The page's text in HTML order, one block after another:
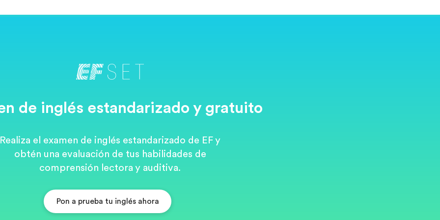
de inglés estandarizado y gratuito
Realiza el examen de inglés estandarizado de EF y
obtén una evaluación de tus habilidades de
comprensión lectora y auditiva.
Pon a prueba tu inglés ahora